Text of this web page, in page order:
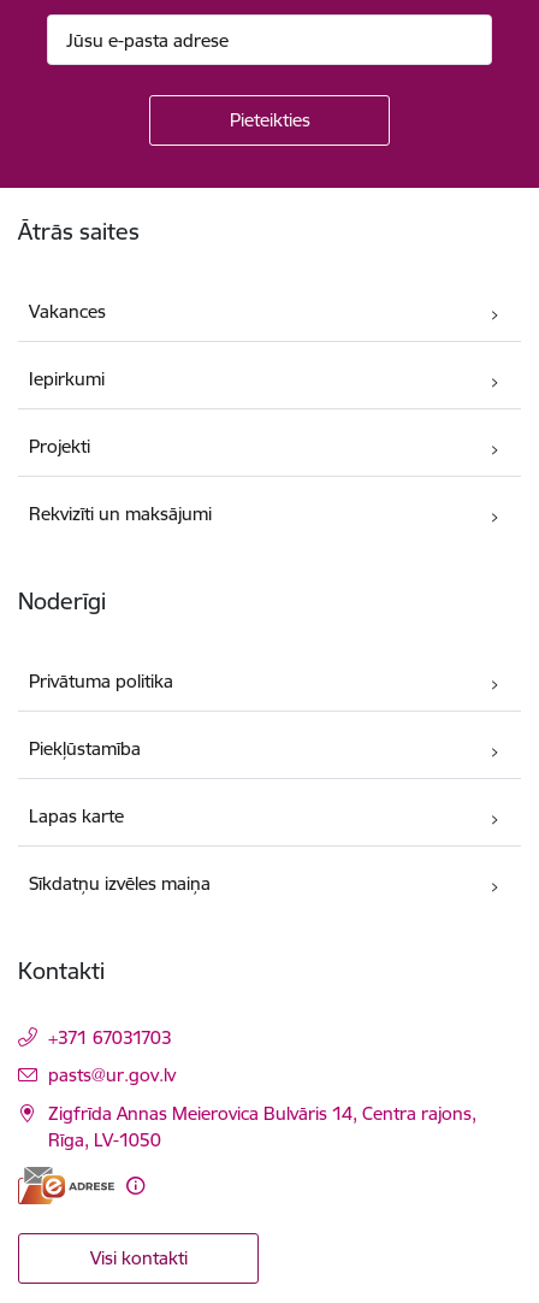
Ātrās saites
Vakances
Iepirkumi
Projekti
Rekvizīti un maksājumi
Noderīgi
Privātuma politika
Piekļūstamība
Lapas karte
Sīkdatņu izvēles maiņa
Kontakti
+371 67031703
E-pasts:
pasts@ur.gov.lv
Zigfrīda Annas Meierovica Bulvāris 14, Centra rajons,
Rīga, LV-1050
Visi kontakti